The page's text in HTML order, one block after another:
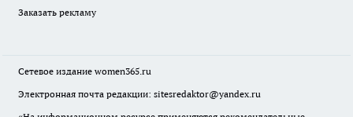
Заказать рекламу
Сетевое издание women365.ru
Электронная почта редакции: sitesredaktor@yandex.ru